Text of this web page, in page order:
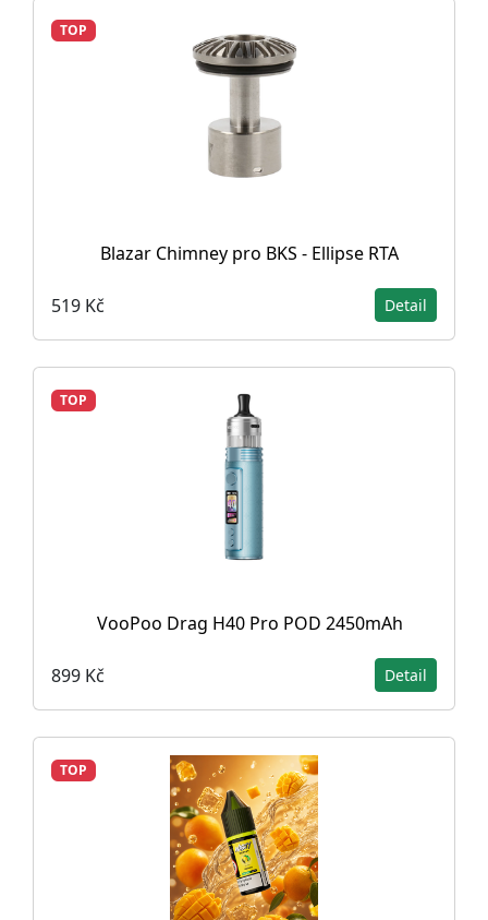
TOP
Blazar Chimney pro BKS - Ellipse RTA
519 Kč Detail
TOP
VooPoo Drag H40 Pro POD 2450mAh
899 Kč Detail
TOP